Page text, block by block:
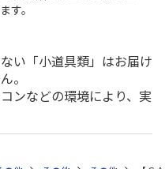
す。
い「小道具類」はお届け
。
ンなどの環境により、実